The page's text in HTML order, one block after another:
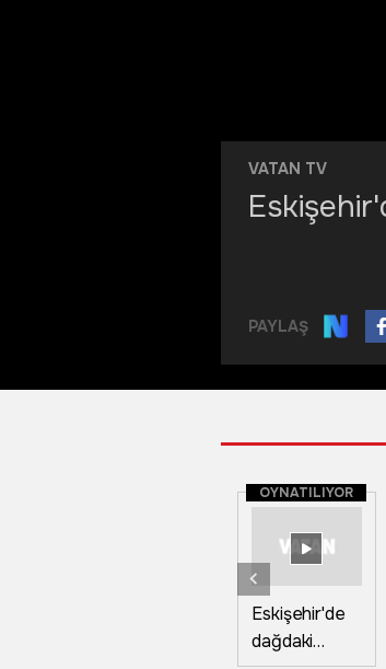
VATAN TV
PAYLAŞ
OYNATILIYOR
Eskişehir'de
dağdaki